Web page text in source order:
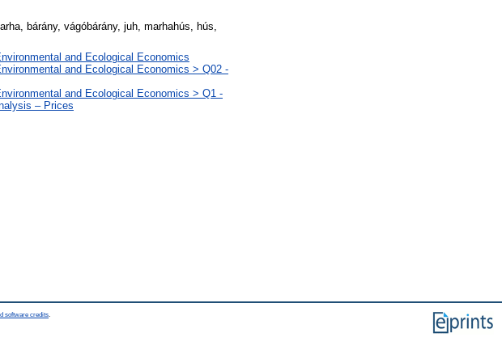
bárány, vágóbárány, juh, marhahús, hús,
and Ecological Economics
and Ecological Economics > Q02 -
and Ecological Economics > Q1 -
– Prices
software credits